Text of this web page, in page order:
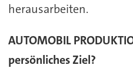
herausarbeiten.
AUTOMOBIL
persönliches Ziel?